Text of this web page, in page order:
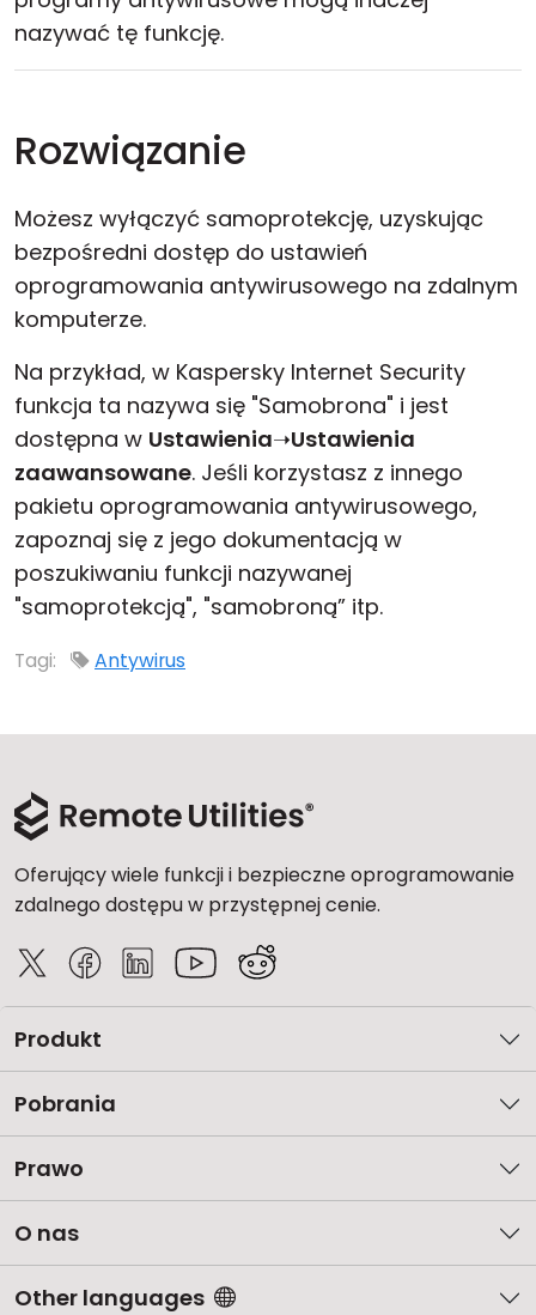
nazywać tę funkcję.
Rozwiązanie
Możesz wyłączyć samoprotekcję, uzyskując
bezpośredni dostęp do ustawień
oprogramowania antywirusowego na zdalnym
komputerze.
Na przykład, w Kaspersky Internet Security
funkcja ta nazywa się "Samobrona" i jest
dostępna w Ustawienia➝Ustawienia
zaawansowane. Jeśli korzystasz z innego
pakietu oprogramowania antywirusowego,
zapoznaj się z jego dokumentacją w
poszukiwaniu funkcji nazywanej
"samoprotekcją", "samobroną” itp.
Tagi: Antywirus
Oferujący wiele funkcji i bezpieczne oprogramowanie
zdalnego dostępu w przystępnej cenie.
Produkt
Pobrania
Prawo
O nas
Other languages